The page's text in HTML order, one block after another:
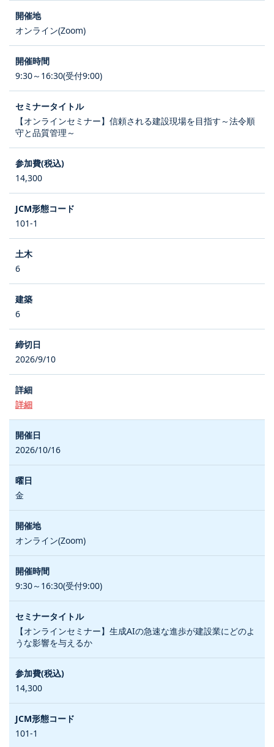
オンライン(Zoom)
9:30～16:30(受付9:00)
【オンラインセミナー】信頼される建設現場を目指す～法令順
守と品質管理～
14,300
101-1
6
6
2026/9/10
詳細
2026/10/16
金
オンライン(Zoom)
9:30～16:30(受付9:00)
【オンラインセミナー】生成AIの急速な進歩が建設業にどのよ
うな影響を与えるか
14,300
101-1